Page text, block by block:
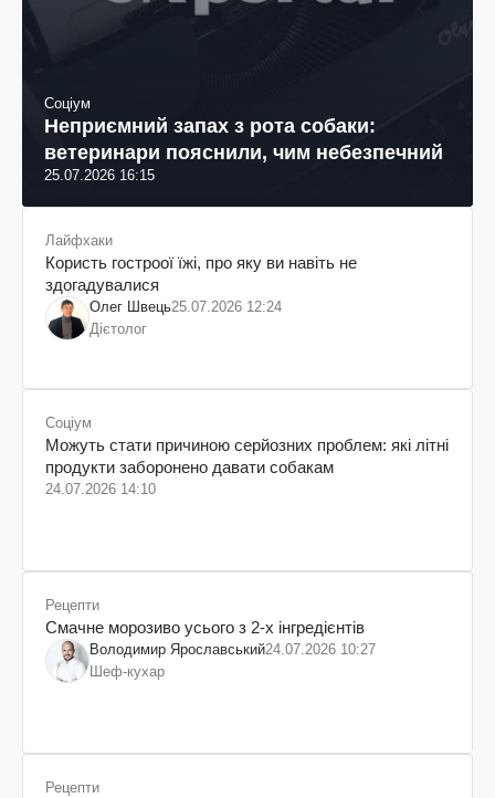
Соціум
Неприємний запах з рота собаки:
ветеринари пояснили, чим небезпечний
25.07.2026 16:15
Лайфхаки
Користь гостроої їжі, про яку ви навіть не
здогадувалися
Олег Швець25.07.2026 12:24
Дієтолог
Соціум
Можуть стати причиною серйозних проблем: які літні
продукти заборонено давати собакам
24.07.2026 14:10
Рецепти
Смачне морозиво усього з 2-х інгредієнтів
Володимир Ярославський24.07.2026 10:27
Шеф-кухар
Рецепти